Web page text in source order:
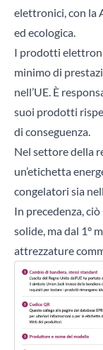
elettronici, con la
ed ecologica.
I prodotti
minimo di
nell’UE. È
suoi prodotti
di conseguenza.
Nel settore della
un’etichetta
congelatori sia
In precedenza,
solide, ma dal 1°
attrezzature